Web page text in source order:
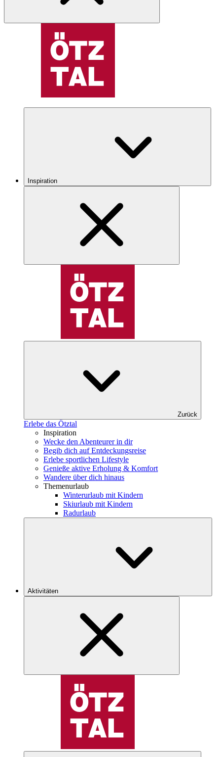
Inspiration
Zurück
Erlebe das Ötztal
Inspiration
Wecke den Abenteurer in dir
Begib dich auf Entdeckungsreise
Erlebe sportlichen Lifestyle
Genieße aktive Erholung & Komfort
Wandere über dich hinaus
Themenurlaub
Winterurlaub mit Kindern
Skiurlaub mit Kindern
Radurlaub
Aktivitäten